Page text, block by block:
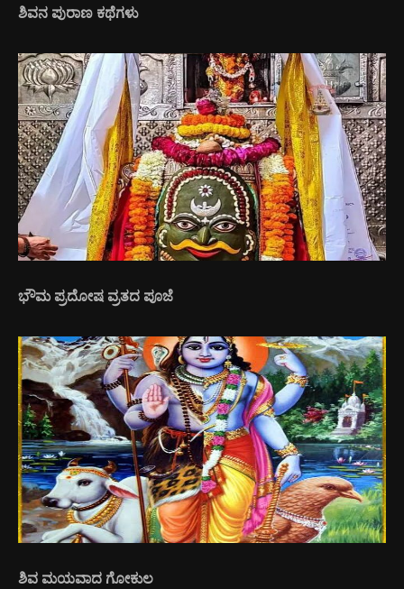
ಶಿವನ ಪುರಾಣ ಕಥೆಗಳು
ಭೌಮ ಪ್ರದೋಷ ವ್ರತದ ಪೂಜೆ
ಶಿವ ಮಯವಾದ ಗೋಕುಲ